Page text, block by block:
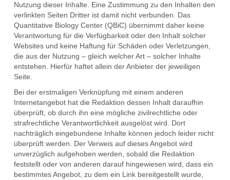
Nutzung dieser Inhalte. Eine Zustimmung zu den Inhalten den
verlinkten Seiten Dritter ist damit nicht verbunden. Das
Quantitative Biology Center (QBiC) übernimmt daher keine
Verantwortung für die Verfügbarkeit oder den Inhalt solcher
Websites und keine Haftung für Schäden oder Verletzungen,
die aus der Nutzung – gleich welcher Art – solcher Inhalte
entstehen. Hierfür haftet allein der Anbieter der jeweiligen
Seite.
Bei der erstmaligen Verknüpfung mit einem anderen
Internetangebot hat die Redaktion dessen Inhalt daraufhin
überprüft, ob durch ihn eine mögliche zivilrechtliche oder
strafrechtliche Verantwortlichkeit ausgelöst wird. Dort
nachträglich eingebundene Inhalte können jedoch leider nicht
überprüft werden. Der Verweis auf dieses Angebot wird
unverzüglich aufgehoben werden, sobald die Redaktion
feststellt oder von anderen darauf hingewiesen wird, dass ein
bestimmtes Angebot, zu dem ein Link bereitgestellt wurde,